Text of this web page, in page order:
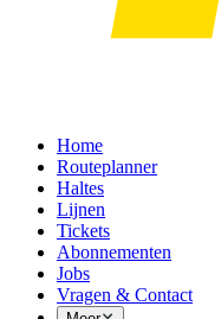
Home
Routeplanner
Haltes
Lijnen
Tickets
Abonnementen
Jobs
Vragen & Contact